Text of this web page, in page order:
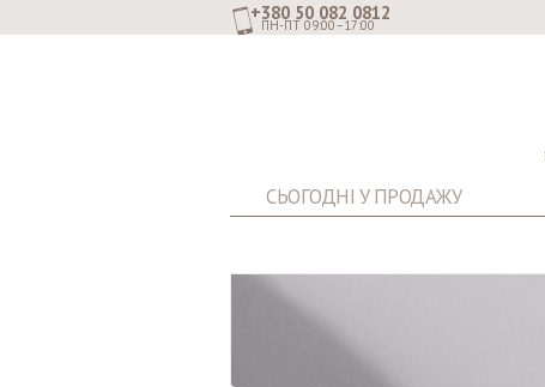
+380 50 082 0812
ПН-ПТ 09:00–17:00
СЬОГОДНІ У ПРОДАЖУ